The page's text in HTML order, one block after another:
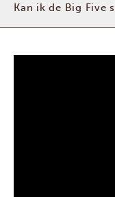
Kan ik de Big Five